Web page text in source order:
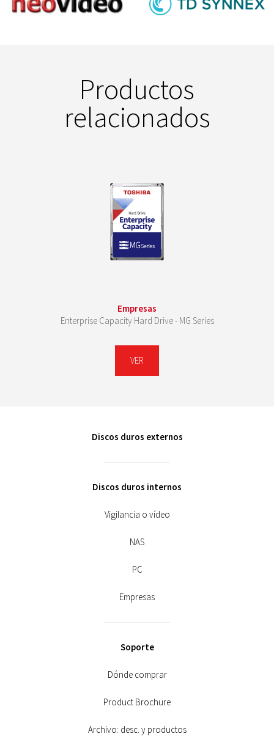
Productos
relacionados
Empresas
Enterprise Capacity Hard Drive - MG Series
VER
Discos duros externos
Discos duros internos
Vigilancia o vídeo
NAS
PC
Empresas
Soporte
Dónde comprar
Product Brochure
Archivo: desc. y productos